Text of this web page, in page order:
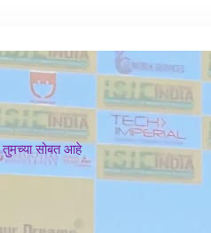
तुमच्या सोबत आहे